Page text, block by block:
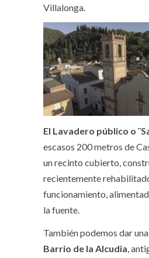
Villalonga.
El Lavadero público o
escasos 200 metros de
un recinto cubierto,
recientemente
funcionamiento,
la fuente.
También podemos dar
Barrio de la Alcudia,